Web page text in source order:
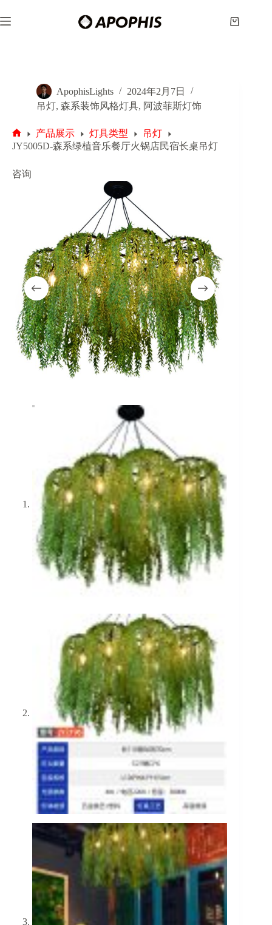
至
购
ApophisLights
2024年2月7日
吊灯, 森系装饰风格灯具, 阿波菲斯灯饰
首
产品展示 灯具类型
吊灯
JY5005D-森系绿植音乐餐厅火锅店民宿长桌吊灯
咨询